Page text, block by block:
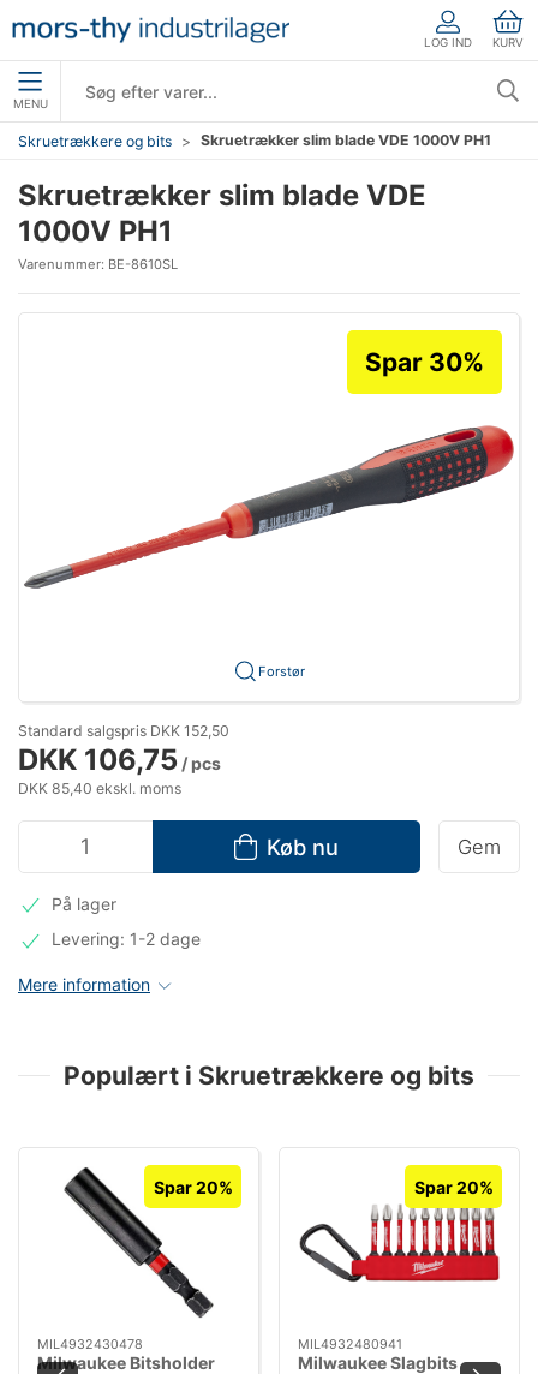
LOG IND KURV
MENU
Skruetrækkere og bits Skruetrækker slim blade VDE 1000V PH1
Skruetrækker slim blade VDE
1000V PH1
Varenummer: BE-8610SL
Forstør
Spar 30%
Standard salgspris DKK 152,50
DKK 106,75 / pcs
DKK 85,40 ekskl. moms
Køb nu Gem
På lager
Levering: 1-2 dage
Mere information
Populært i Skruetrækkere og bits
Spar 20%
MIL4932430478
Milwaukee Bitsholder
Spar 20%
MIL4932480941
Milwaukee Slagbits